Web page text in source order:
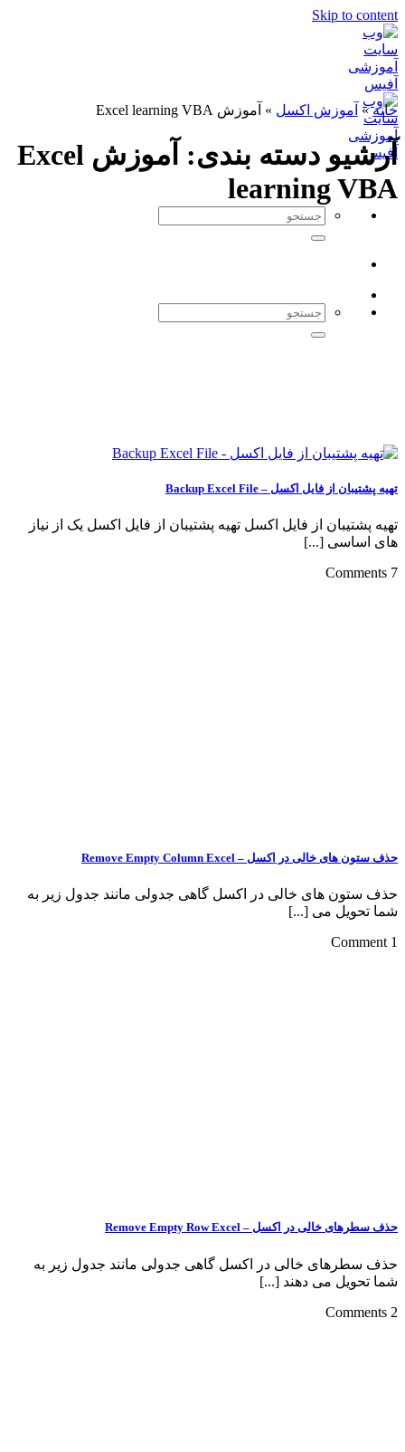
Skip to content
خانه» آموزش اکسل » آموزش Excel learning VBA
آرشیو دسته بندی:
آموزش Excel
learning VBA
تهیه پشتیبان از فایل اکسل – Backup Excel File
تهیه پشتیبان از فایل اکسل تهیه پشتیبان از فایل اکسل یک از نیاز
های اساسی [...]
7 Comments
حذف ستون های خالی در اکسل – Remove Empty Column Excel
حذف ستون های خالی در اکسل گاهی جدولی مانند جدول زیر به
شما تحویل می [...]
1 Comment
حذف سطرهای خالی در اکسل – Remove Empty Row Excel
حذف سطرهای خالی در اکسل گاهی جدولی مانند جدول زیر به
شما تحویل می دهند [...]
2 Comments